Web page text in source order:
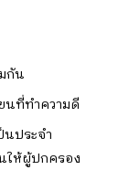
กัน
นที่ทำความดี
ประจำ
ให้ผู้ปกครอง